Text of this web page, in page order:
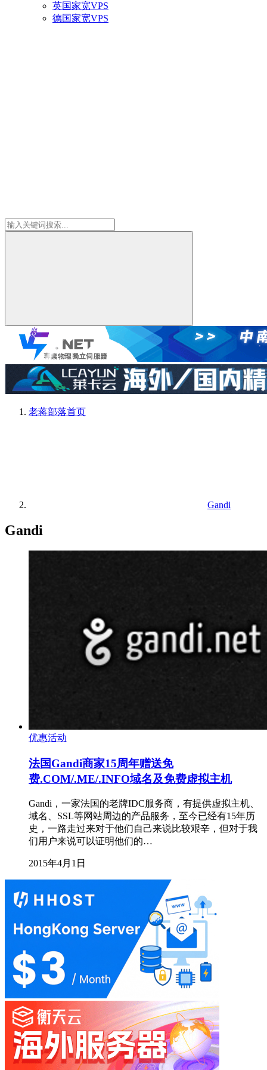
英国家宽VPS
德国家宽VPS
老蒋部落首页
Gandi
Gandi
优惠活动
法国Gandi商家15周年赠送免
费.COM/.ME/.INFO域名及免费虚拟主机
Gandi，一家法国的老牌IDC服务商，有提供虚拟主机、
域名、SSL等网站周边的产品服务，至今已经有15年历
史，一路走过来对于他们自己来说比较艰辛，但对于我
们用户来说可以证明他们的…
2015年4月1日